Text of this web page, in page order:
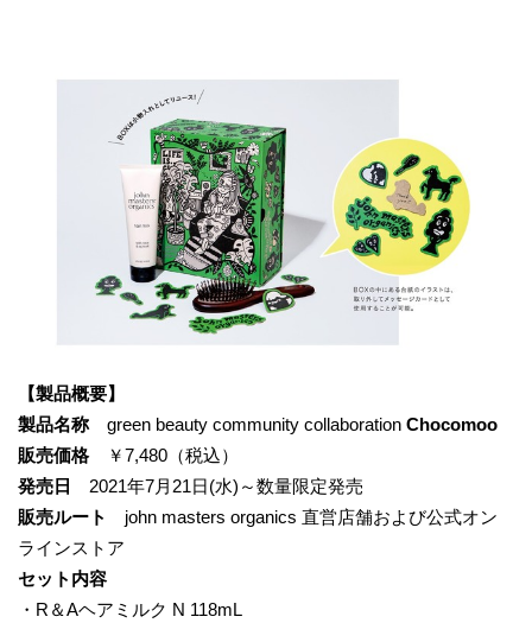
【製品概要】
製品名称green beauty community collaboration Chocomoo
販売価格￥7,480（税込）
発売日
2021年7月21日(水)～数量限定発売
販売ルート
john masters organics 直営店舗および公式オン
ラインストア
セット内容
・R＆Aヘアミルク N 118mL